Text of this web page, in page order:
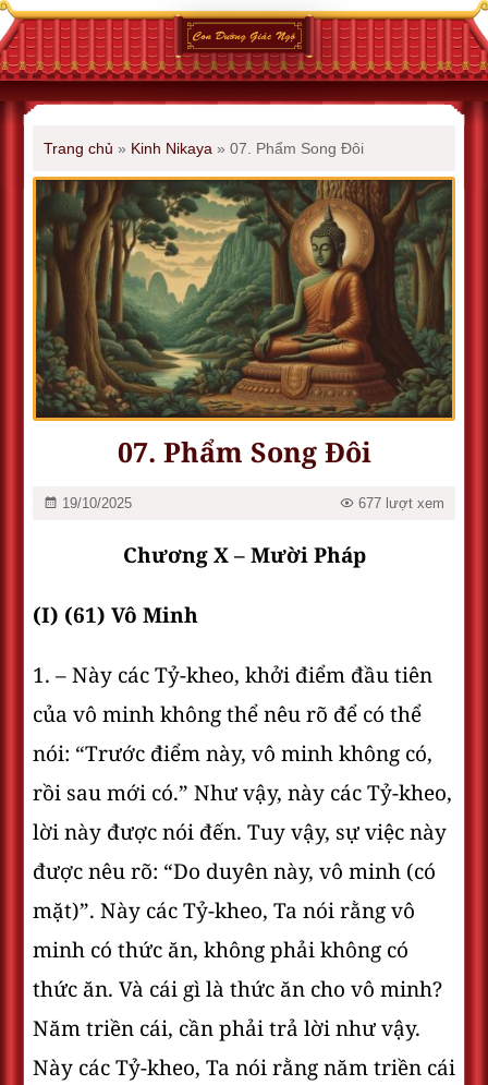
Trang chủ » Kinh Nikaya » 07. Phẩm Song Ðôi
07. Phẩm Song Ðôi
19/10/2025 677 lượt xem
Chương X – Mười Pháp
(I) (61) Vô Minh
1. – Này các Tỷ-kheo, khởi điểm đầu tiên
của vô minh không thể nêu rõ để có thể
nói: “Trước điểm này, vô minh không có,
rồi sau mới có.” Như vậy, này các Tỷ-kheo,
lời này được nói đến. Tuy vậy, sự việc này
được nêu rõ: “Do duyên này, vô minh (có
mặt)”. Này các Tỷ-kheo, Ta nói rằng vô
minh có thức ăn, không phải không có
thức ăn. Và cái gì là thức ăn cho vô minh?
Năm triền cái, cần phải trả lời như vậy.
Này các Tỷ-kheo, Ta nói rằng năm triền cái